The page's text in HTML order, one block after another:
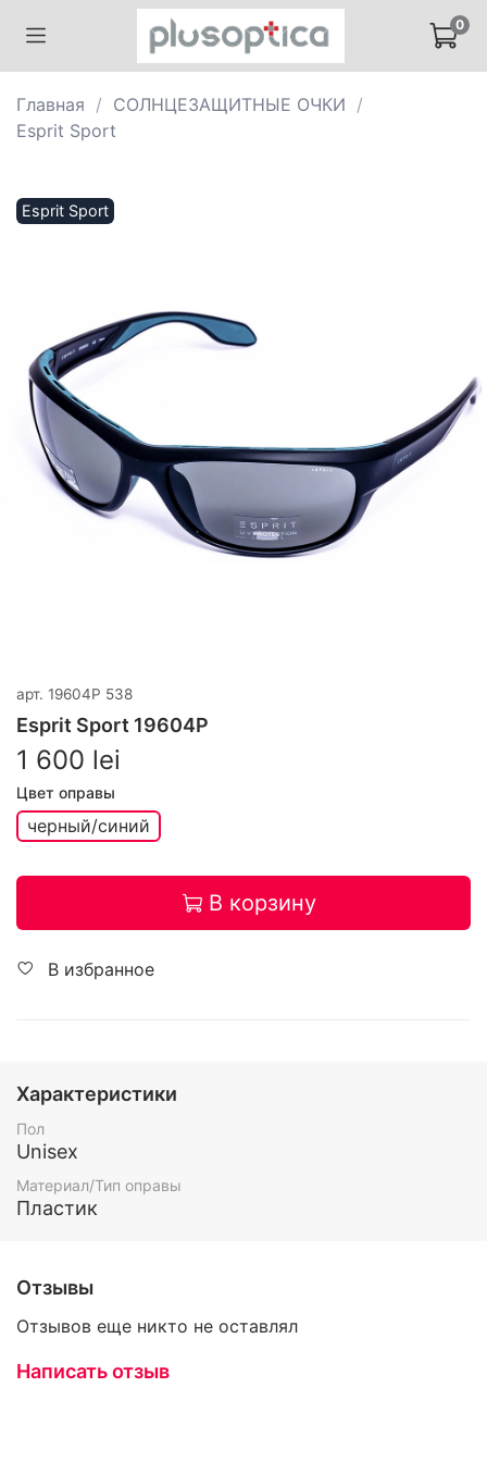
0
Главная
СОЛНЦЕЗАЩИТНЫЕ ОЧКИ
Esprit Sport
Esprit Sport
арт. 19604Р 538
Esprit Sport 19604Р
1 600 lei
Цвет оправы
черный/синий
В корзину
В избранное
Характеристики
Пол
Unisex
Материал/Тип оправы
Пластик
Отзывы
Отзывов еще никто не оставлял
Написать отзыв